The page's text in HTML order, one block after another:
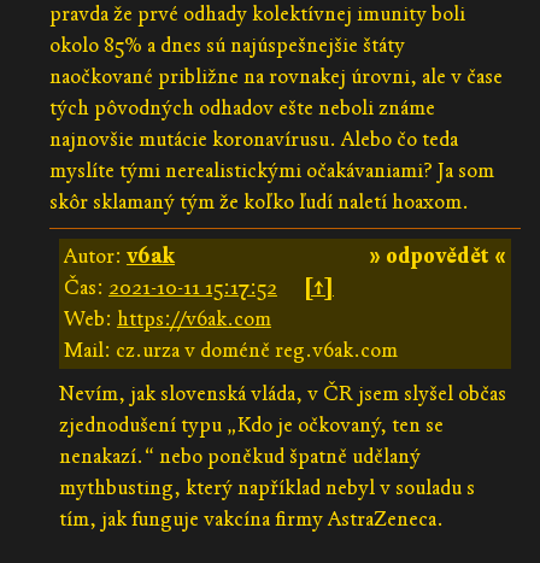
pravda že prvé odhady kolektívnej imunity boli
okolo 85% a dnes sú najúspešnejšie štáty
naočkované približne na rovnakej úrovni, ale v čase
tých pôvodných odhadov ešte neboli známe
najnovšie mutácie koronavírusu. Alebo čo teda
myslíte tými nerealistickými očakávaniami? Ja som
skôr sklamaný tým že koľko ľudí naletí hoaxom.
» odpovědět «
Autor: v6ak
Čas: 2021-10-11 15:17:52
[↑]
Web: https://v6ak.com
Mail: cz.urza v doméně reg.v6ak.com
Nevím, jak slovenská vláda, v ČR jsem slyšel občas
zjednodušení typu „Kdo je očkovaný, ten se
nenakazí.“ nebo poněkud špatně udělaný
mythbusting, který například nebyl v souladu s
tím, jak funguje vakcína firmy AstraZeneca.